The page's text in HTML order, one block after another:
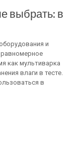
выбрать: в
и
равномерное
как мультиварка
влаги в тесте.
в